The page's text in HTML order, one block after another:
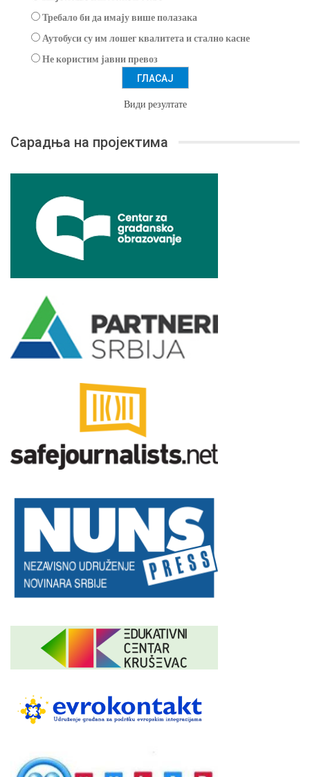
Требало би да имају више полазака
Аутобуси су им лошег квалитета и стално касне
Не користим јавни превоз
Види резултате
Сарадња на пројектима